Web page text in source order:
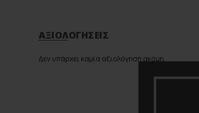
ΑΞΙΟΛΟΓΉΣΕΙΣ
Δεν υπάρχει καμία αξιολόγηση ακόμη.